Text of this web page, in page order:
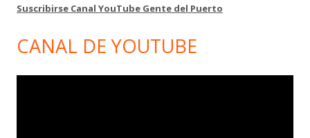
Suscribirse Canal YouTube Gente del Puerto
CANAL DE YOUTUBE